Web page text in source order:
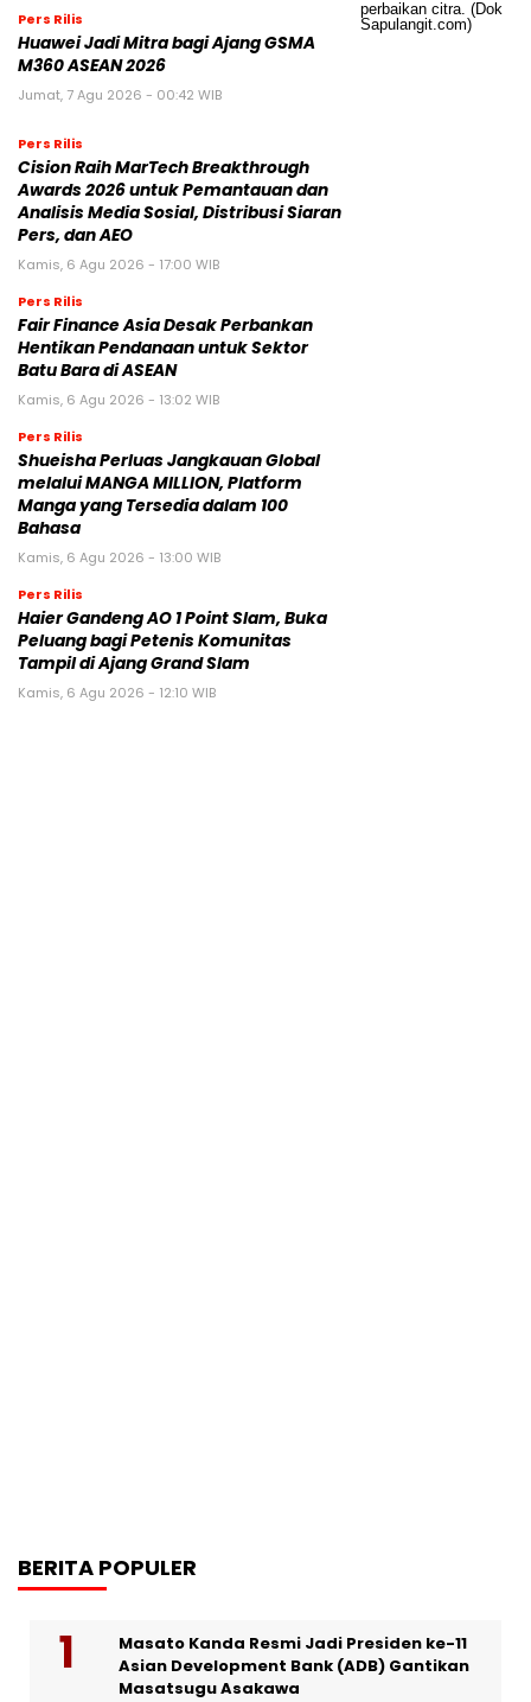
Pers Rilis
Huawei Jadi Mitra bagi Ajang GSMA
M360 ASEAN 2026
Jumat, 7 Agu 2026 - 00:42 WIB
Pers Rilis
Cision Raih MarTech Breakthrough
Awards 2026 untuk Pemantauan dan
Analisis Media Sosial, Distribusi Siaran
Pers, dan AEO
Kamis, 6 Agu 2026 - 17:00 WIB
Pers Rilis
Fair Finance Asia Desak Perbankan
Hentikan Pendanaan untuk Sektor
Batu Bara di ASEAN
Kamis, 6 Agu 2026 - 13:02 WIB
Pers Rilis
Shueisha Perluas Jangkauan Global
melalui MANGA MILLION, Platform
Manga yang Tersedia dalam 100
Bahasa
Kamis, 6 Agu 2026 - 13:00 WIB
Pers Rilis
Haier Gandeng AO 1 Point Slam, Buka
Peluang bagi Petenis Komunitas
Tampil di Ajang Grand Slam
Kamis, 6 Agu 2026 - 12:10 WIB
BERITA POPULER
Masato Kanda Resmi Jadi Presiden ke-11
Asian Development Bank (ADB) Gantikan
Masatsugu Asakawa